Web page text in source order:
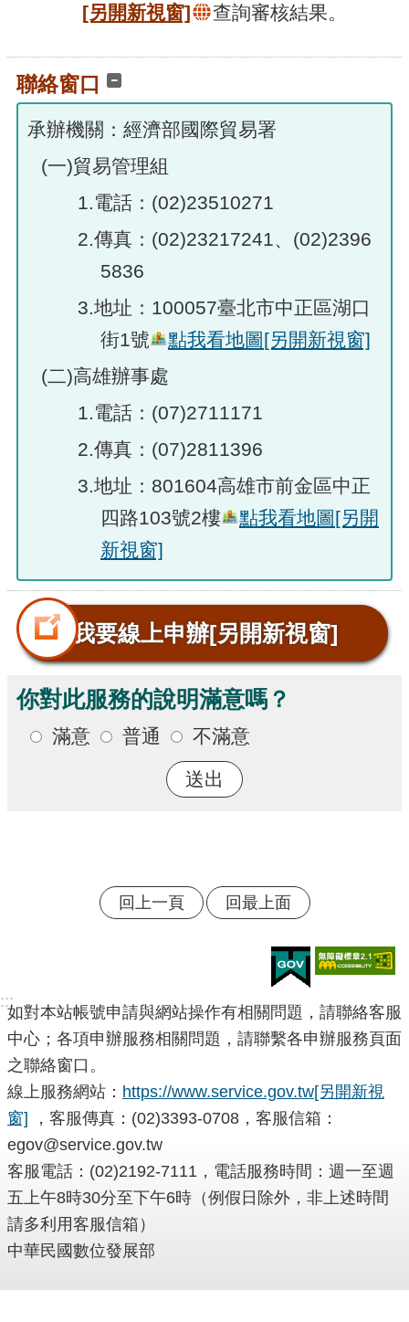
[另開新視窗]
查詢審核結果。
聯絡窗口
承辦機關：經濟部國際貿易署
(一)貿易管理組
1.電話：(02)23510271
2.傳真：(02)23217241、(02)2396
5836
3.地址：100057臺北市中正區湖口
街1號
點我看地圖[另開新視窗]
(二)高雄辦事處
1.電話：(07)2711171
2.傳真：(07)2811396
3.地址：801604高雄市前金區中正
四路103號2樓
點我看地圖[另開
新視窗]
我要線上申辦[另開新視窗]
你對此服務的說明滿意嗎？
滿意 普通 不滿意
回上一頁 回最上面
:::
如對本站帳號申請與網站操作有相關問題，請聯絡客服
中心；各項申辦服務相關問題，請聯繫各申辦服務頁面
之聯絡窗口。
線上服務網站： https://www.service.gov.tw[另開新視
窗] ，客服傳真：(02)3393-0708，客服信箱：
egov@service.gov.tw
客服電話：(02)2192-7111，電話服務時間：週一至週
五上午8時30分至下午6時（例假日除外，非上述時間
請多利用客服信箱）
中華民國數位發展部